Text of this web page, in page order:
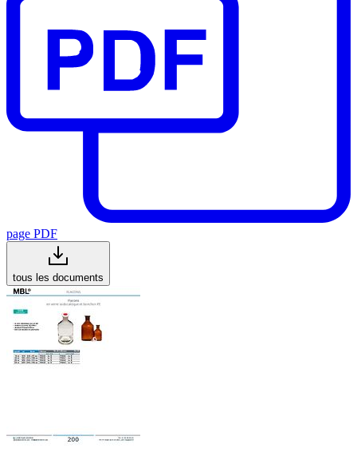
page PDF
tous les documents